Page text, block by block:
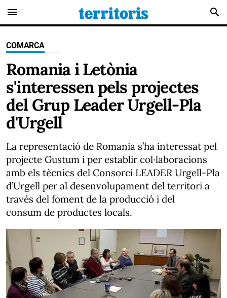
menu search
COMARCA
Romania i Letònia
s'interessen pels projectes
del Grup Leader Urgell-Pla
d'Urgell
La representació de Romania s’ha interessat pel
projecte Gustum i per establir col·laboracions
amb els tècnics del Consorci LEADER Urgell-Pla
d’Urgell per al desenvolupament del territori a
través del foment de la producció i del
consum de productes locals.